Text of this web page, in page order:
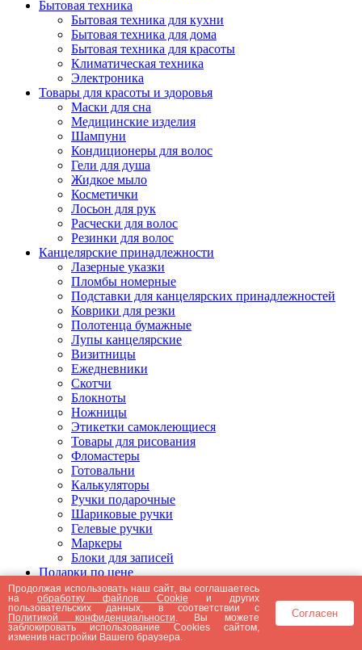
Бытовая техника
Бытовая техника для кухни
Бытовая техника для дома
Бытовая техника для красоты
Климатическая техника
Электроника
Товары для красоты и здоровья
Маски для сна
Медицинские изделия
Шампуни
Кондиционеры для волос
Гели для душа
Жидкое мыло
Косметички
Лосьон для рук
Расчески для волос
Резинки для волос
Канцелярские принадлежности
Лазерные указки
Пломбы номерные
Подставки для канцелярских принадлежностей
Коврики для резки
Полотенца бумажные
Лупы канцелярские
Визитницы
Ежедневники
Скотчи
Блокноты
Ножницы
Этикетки самоклеющиеся
Товары для рисования
Фломастеры
Готовальни
Калькуляторы
Ручки подарочные
Шариковые ручки
Гелевые ручки
Маркеры
Блоки для записей
Подарки по цене
Подарки от 5000 рублей
Подарки до 5000 рублей
Подарки до 3000 рублей
Подарки до 2000 рублей
Подарки до 1000 рублей
Продолжая использовать наш сайт, вы соглашаетесь
наобработку файлов Cookie и других
пользовательских данных, в соответствии с
Политикой конфиденциальности . Вы можете
заблокировать использование Cookies сайтом,
изменив настройки Вашего браузера.
Согласен